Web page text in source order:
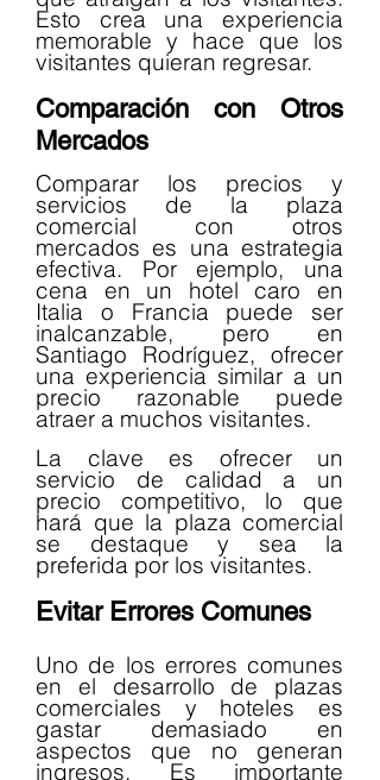
Esto crea una experiencia
memorable y hace que los
visitantes quieran regresar.
Comparación con Otros
Mercados
Comparar los precios y
servicios de la plaza
comercial con otros
mercados es una estrategia
efectiva. Por ejemplo, una
cena en un hotel caro en
Italia o Francia puede ser
inalcanzable, pero en
Santiago Rodríguez, ofrecer
una experiencia similar a un
precio razonable puede
atraer a muchos visitantes.
La clave es ofrecer un
servicio de calidad a un
precio competitivo, lo que
hará que la plaza comercial
se destaque y sea la
preferida por los visitantes.
Evitar Errores Comunes
Uno de los errores comunes
en el desarrollo de plazas
comerciales y hoteles es
gastar demasiado en
aspectos que no generan
ingresos. Es importante